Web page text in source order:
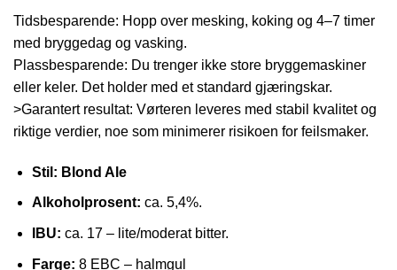
Tidsbesparende: Hopp over mesking, koking og 4–7 timer
med bryggedag og vasking.
Plassbesparende: Du trenger ikke store bryggemaskiner
eller keler. Det holder med et standard gjæringskar.
>Garantert resultat: Vørteren leveres med stabil kvalitet og
riktige verdier, noe som minimerer risikoen for feilsmaker.
Stil: Blond Ale
Alkoholprosent: ca. 5,4%.
IBU: ca. 17 – lite/moderat bitter.
Farge: 8 EBC – halmgul